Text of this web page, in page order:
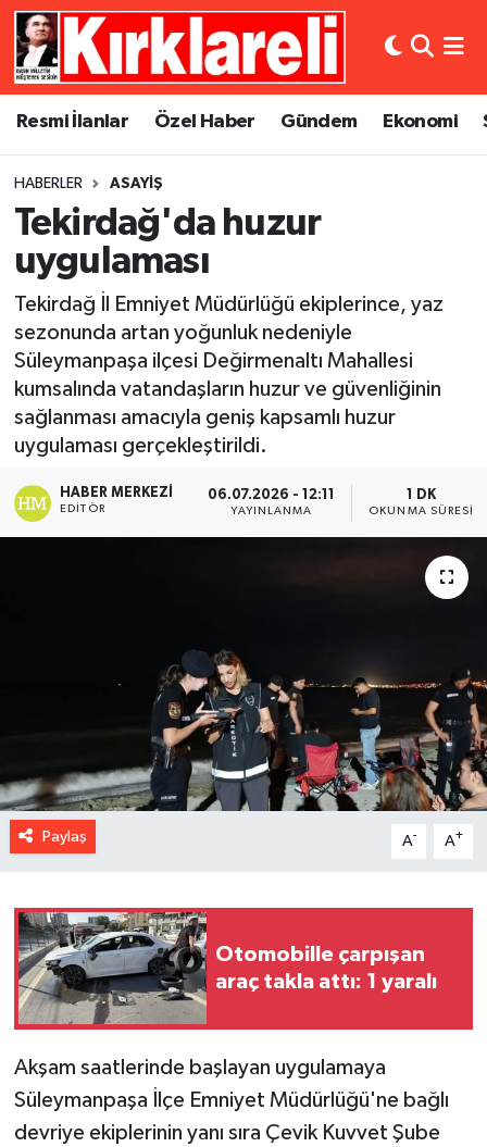
Resmi İlanlar Özel Haber Gündem Ekonomi
HABERLER ASAYIŞ
Tekirdağ'da huzur
uygulaması
Tekirdağ İl Emniyet Müdürlüğü ekiplerince, yaz
sezonunda artan yoğunluk nedeniyle
Süleymanpaşa ilçesi Değirmenaltı Mahallesi
kumsalında vatandaşların huzur ve güvenliğinin
sağlanması amacıyla geniş kapsamlı huzur
uygulaması gerçekleştirildi.
HABER MERKEZI
EDITÖR
06.07.2026 - 12:11
YAYINLANMA
1 DK
OKUNMA SÜRESI
Paylaş A- A+
Otomobille çarpışan
araç takla attı: 1 yaralı
Akşam saatlerinde başlayan uygulamaya
Süleymanpaşa İlçe Emniyet Müdürlüğü'ne bağlı
devriye ekiplerinin yanı sıra Çevik Kuvvet Şube
Resmi İlanlar
Gündem
Ekonomi
Siyaset
Spor
Asayiş
Dünya
Eğitim
Kültür Sanat
Magazin
Medya
Künye
Gizlilik Sözleşmesi
Merkez Nöbetçi Eczaneler
Merkez Trafik Yoğunluk Haritası
Süper Lig Puan Durumu ve Fikstür
Tüm Manşetler
Son Dakika Haberleri
Haber Arşivi